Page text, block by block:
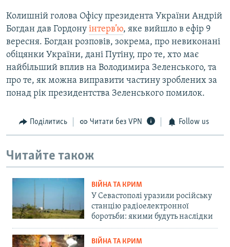
Колишній голова Офісу президента України Андрій
Богдан дав Гордону інтерв’ю, яке вийшло в ефір 9
вересня. Богдан розповів, зокрема, про невиконані
обіцянки України, дані Путіну, про те, хто має
найбільший вплив на Володимира Зеленського, та
про те, як можна виправити частину зроблених за
понад рік президентства Зеленського помилок.
Поділитись Читати без VPN Follow us
Читайте також
ВІЙНА ТА КРИМ
У Севастополі уразили російську
станцію радіоелектронної
боротьби: якими будуть наслідки
ВІЙНА ТА КРИМ